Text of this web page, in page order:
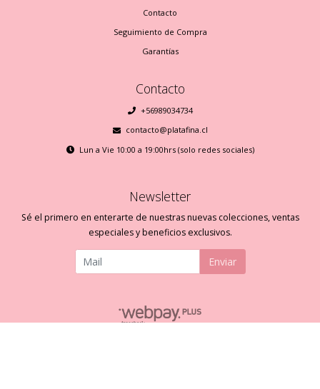
Contacto
Seguimiento de Compra
Garantías
Contacto
+56989034734
contacto@platafina.cl
Lun a Vie 10:00 a 19:00hrs (solo redes sociales)
Newsletter
Sé el primero en enterarte de nuestras nuevas colecciones, ventas
especiales y beneficios exclusivos.
Enviar